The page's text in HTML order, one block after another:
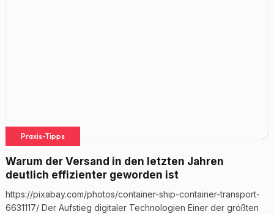
Praxis-Tipps
Warum der Versand in den letzten Jahren
deutlich effizienter geworden ist
https://pixabay.com/photos/container-ship-container-transport-
6631117/ Der Aufstieg digitaler Technologien Einer der größten